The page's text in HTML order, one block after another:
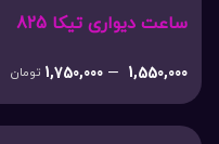
ساعت دیواری تیکا 825
1,550,000
–
1,750,000 تومان